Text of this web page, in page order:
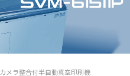
カメラ整合付半自動真空印刷機